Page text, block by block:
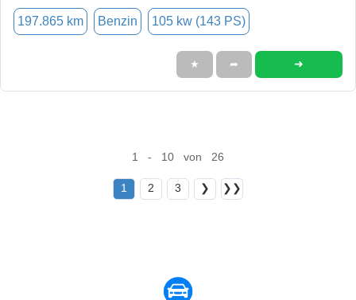
197.865 km Benzin 105 kw (143 PS)
★ ➦ ➜
1 - 10 von 26
1 2 3 ❯ ❯❯